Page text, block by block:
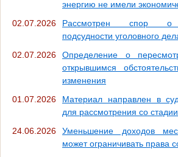
энергию не имели
02.07.2026
Рассмотрен спор о
подсудности уголовного
02.07.2026
Определение о
открывшимся
изменения
01.07.2026
Материал направлен в
для рассмотрения со
24.06.2026
Уменьшение доходов
может ограничивать права